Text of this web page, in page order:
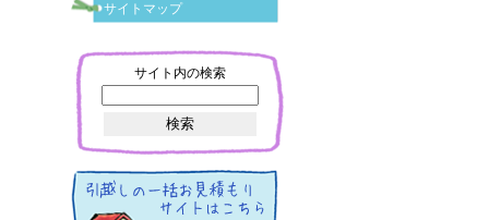
サイトマップ
サイト内の検索